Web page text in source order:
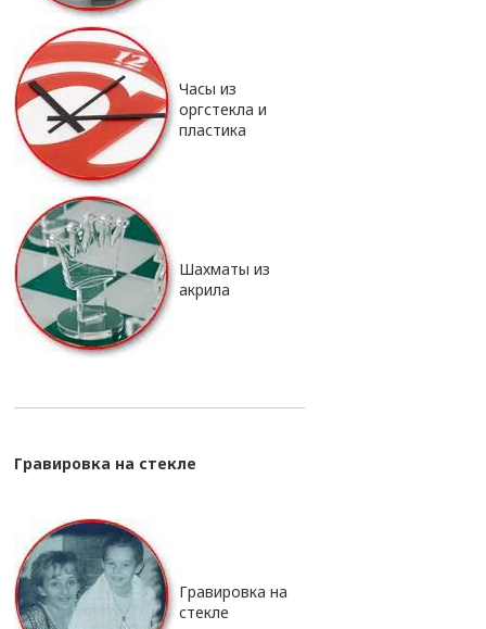
Часы из
оргстекла и
пластика
Шахматы из
акрила
Гравировка на стекле
Гравировка на
стекле